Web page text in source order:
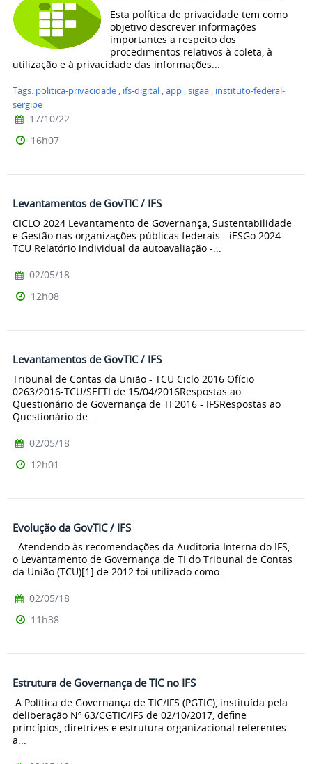
Esta política de privacidade tem como
objetivo descrever informações
importantes a respeito dos
procedimentos relativos à coleta, à
utilização e à privacidade das informações...
Tags: politica-privacidade , ifs-digital ,app ,sigaa , instituto-federal-
sergipe
17/10/22
16h07
Levantamentos de GovTIC / IFS
CICLO 2024 Levantamento de Governança, Sustentabilidade
e Gestão nas organizações públicas federais - iESGo 2024
TCU Relatório individual da autoavaliação -...
02/05/18
12h08
Levantamentos de GovTIC / IFS
Tribunal de Contas da União - TCU Ciclo 2016 Ofício
0263/2016-TCU/SEFTI de 15/04/2016Respostas ao
Questionário de Governança de TI 2016 - IFSRespostas ao
Questionário de...
02/05/18
12h01
Evolução da GovTIC / IFS
Atendendo às recomendações da Auditoria Interna do IFS,
o Levantamento de Governança de TI do Tribunal de Contas
da União (TCU)[1] de 2012 foi utilizado como...
02/05/18
11h38
Estrutura de Governança de TIC no IFS
A Política de Governança de TIC/IFS (PGTIC), instituída pela
deliberação Nº 63/CGTIC/IFS de 02/10/2017, define
princípios, diretrizes e estrutura organizacional referentes
a...